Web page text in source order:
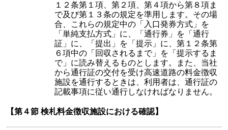
１２条第１項、第２項、第４項から第８項ま
で及び第１３条の規定を準用します。その場
合、これらの規定中の「入口発券方式」を
「単純支払方式」に、「通行券」を「通行
証」に、「提出」を「提示」に、第１２条第
６項中の「回収されるまで」を「提示するま
で」に読み替えるものとします。また、当社
から通行証の交付を受け高速道路の料金徴収
施設を通行するときは、利用者は、通行証の
記載事項に従い通行しなければなりません。
【第４節 検札料金徴収施設における確認】